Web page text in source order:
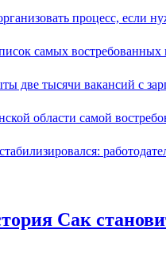
процесс, если
самых
две тысячи вакансий с
области самой
Сак